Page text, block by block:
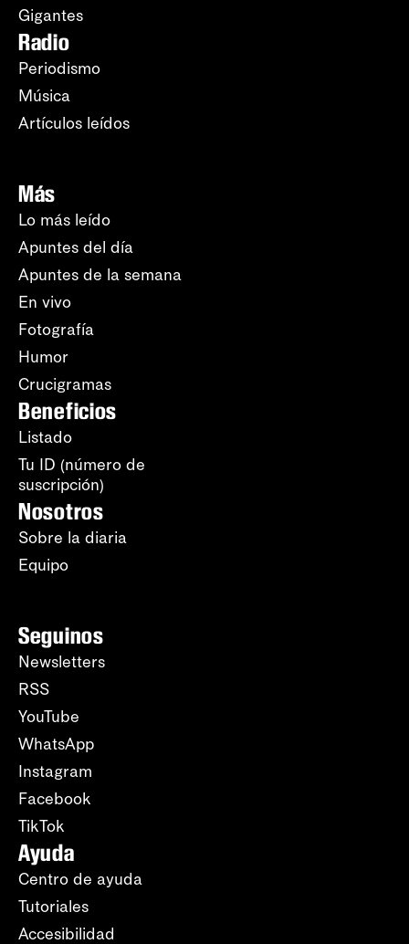
Gigantes
Radio
Periodismo
Música
Artículos leídos
Más
Lo más leído
Apuntes del día
Apuntes de la semana
En vivo
Fotografía
Humor
Crucigramas
Beneficios
Listado
Tu ID (número de
suscripción)
Nosotros
Sobre la diaria
Equipo
Seguinos
Newsletters
RSS
YouTube
WhatsApp
Instagram
Facebook
TikTok
Ayuda
Centro de ayuda
Tutoriales
Accesibilidad